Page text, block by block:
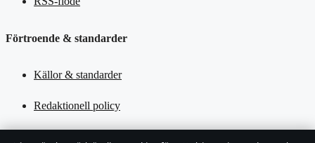
Förtroende & standarder
Källor & standarder
Redaktionell policy